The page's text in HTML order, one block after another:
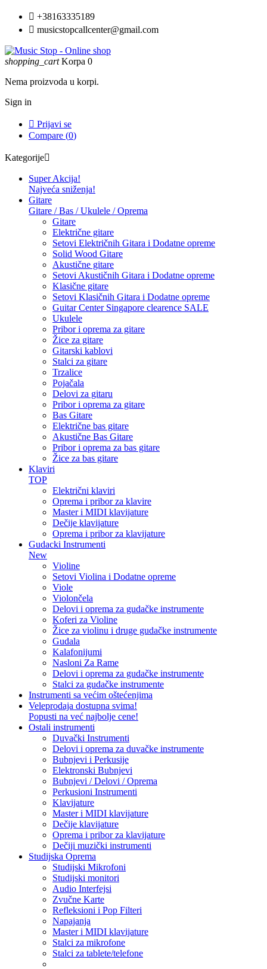
 +38163335189
 musicstopcallcenter@gmail.com
shopping_cart Korpa 0
Nema proizvoda u korpi.
Sign in
 Prijavi se
Compare (0)
Kategorije
Super Akcija!
Najveća sniženja!
Gitare
Gitare / Bas / Ukulele / Oprema
Gitare
Električne gitare
Setovi Električnih Gitara i Dodatne opreme
Solid Wood Gitare
Akustične gitare
Setovi Akustičnih Gitara i Dodatne opreme
Klasične gitare
Setovi Klasičnih Gitara i Dodatne opreme
Guitar Center Singapore clearence SALE
Ukulele
Pribor i oprema za gitare
Žice za gitare
Gitarski kablovi
Stalci za gitare
Trzalice
Pojačala
Delovi za gitaru
Pribor i oprema za gitare
Bas Gitare
Električne bas gitare
Akustične Bas Gitare
Pribor i oprema za bas gitare
Žice za bas gitare
Klaviri
TOP
Električni klaviri
Oprema i pribor za klavire
Master i MIDI klavijature
Dečije klavijature
Oprema i pribor za klavijature
Gudacki Instrumenti
New
Violine
Setovi Violina i Dodatne opreme
Viole
Violončela
Delovi i oprema za gudačke instrumente
Koferi za Violine
Žice za violinu i druge gudačke instrumente
Gudala
Kalafonijumi
Nasloni Za Rame
Delovi i oprema za gudačke instrumente
Stalci za gudačke instrumente
Instrumenti sa većim oštećenjima
Veleprodaja dostupna svima!
Popusti na već najbolje cene!
Ostali instrumenti
Duvački Instrumenti
Delovi i oprema za duvačke instrumente
Bubnjevi i Perkusije
Elektronski Bubnjevi
Bubnjevi / Delovi / Oprema
Perkusioni Instrumenti
Klavijature
Master i MIDI klavijature
Dečije klavijature
Oprema i pribor za klavijature
Dečiji muzički instrumenti
Studijska Oprema
Studijski Mikrofoni
Studijski monitori
Audio Interfejsi
Zvučne Karte
Refleksioni i Pop Filteri
Napajanja
Master i MIDI klavijature
Stalci za mikrofone
Stalci za tablete/telefone